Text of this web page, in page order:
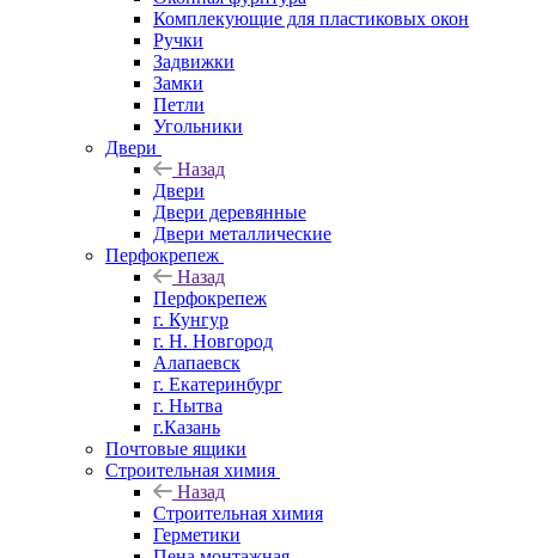
Комплекующие для пластиковых окон
Ручки
Задвижки
Замки
Петли
Угольники
Двери
Назад
Двери
Двери деревянные
Двери металлические
Перфокрепеж
Назад
Перфокрепеж
г. Кунгур
г. Н. Новгород
Алапаевск
г. Екатеринбург
г. Нытва
г.Казань
Почтовые ящики
Строительная химия
Назад
Строительная химия
Герметики